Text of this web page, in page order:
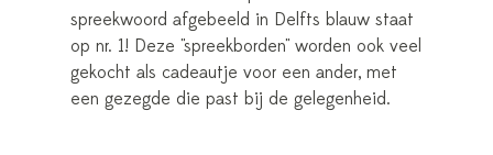
spreekwoord afgebeeld in Delfts blauw staat
op nr. 1! Deze "spreekborden" worden ook veel
gekocht als cadeautje voor een ander, met
een gezegde die past bij de gelegenheid.